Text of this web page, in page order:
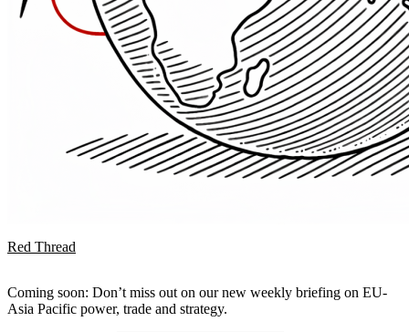
Red Thread
Coming soon: Don’t miss out on our new weekly briefing on EU-
Asia Pacific power, trade and strategy.